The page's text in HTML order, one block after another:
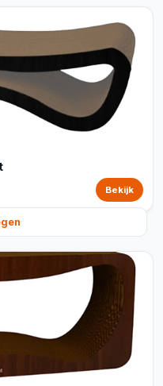
Bekijk